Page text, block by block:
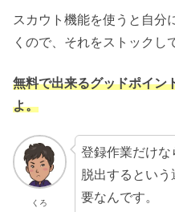
スカウト機能を使うと自分
くので、それをストックし
無料で出来るグッドポイン
よ。
くろ
登録作業だけな
脱出するとい
要なんです。